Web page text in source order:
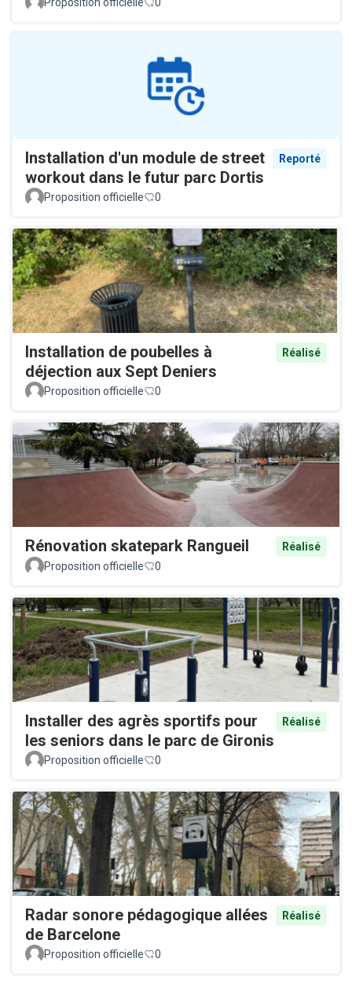
Proposition officielle 0
Installation d'un module de street
workout dans le futur parc Dortis
Reporté
Proposition officielle 0
Installation de poubelles à
déjection aux Sept Deniers
Réalisé
Proposition officielle 0
Rénovation skatepark Rangueil
Réalisé
Proposition officielle
0
Installer des agrès sportifs pour
les seniors dans le parc de Gironis
Réalisé
Proposition officielle 0
Radar sonore pédagogique allées
de Barcelone
Réalisé
Proposition officielle 0